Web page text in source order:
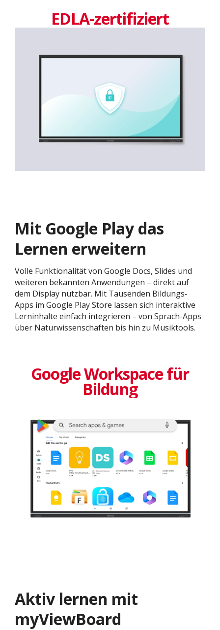
EDLA-zertifiziert
Mit Google Play das
Lernen erweitern
Volle Funktionalität von Google Docs, Slides und
weiteren bekannten Anwendungen – direkt auf
dem Display nutzbar. Mit Tausenden Bildungs-
Apps im Google Play Store lassen sich interaktive
Lerninhalte einfach integrieren – von Sprach-Apps
über Naturwissenschaften bis hin zu Musiktools.
Google Workspace für
Bildung
Aktiv lernen mit
myViewBoard